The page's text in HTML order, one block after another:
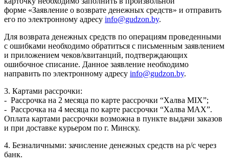
форме «Заявление о возврате денежных средств» и отправить
его по электронному адресу info@gudzon.by.
Для возврата денежных средств по операциям проведенными
с ошибками необходимо обратиться с письменным заявлением
и приложением чеков/квитанций, подтверждающих
ошибочное списание. Данное заявление необходимо
направить по электронному адресу info@gudzon.by.
3. Картами рассрочки:
- Рассрочка на 2 месяца по карте рассрочки “Халва MIX”;
- Рассрочка на 4 месяца по карте рассрочки “Халва MAX”.
Оплата картами рассрочки возможна в пункте выдачи заказов
и при доставке курьером по г. Минску.
4. Безналичными: зачисление денежных средств на р/с через
банк.